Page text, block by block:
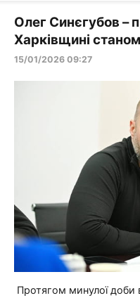
Олег Синєгубов –
Харківщині
15/01/2026 09:27
Протягом минулої доби